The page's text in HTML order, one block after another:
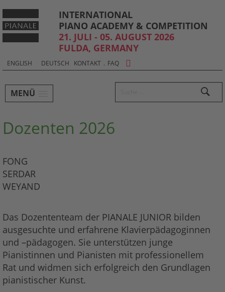
INTERNATIONAL
PIANO ACADEMY & COMPETITION
21. JULI - 05. AUGUST 2026
FULDA, GERMANY
Select
your
ENGLISH DEUTSCH KONTAKT . FAQ
MENÜ
Dozenten 2026
FONG
SERDAR
WEYAND
Das Dozententeam der PIANALE JUNIOR bilden
ausgesuchte und erfahrene Klavierpädagoginnen
und –pädagogen. Sie unterstützen junge
Pianistinnen und Pianisten mit professionellem
Rat und widmen sich erfolgreich den Grundlagen
pianistischer Kunst.